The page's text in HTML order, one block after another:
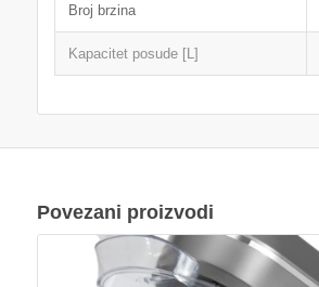
Broj brzina
Kapacitet posude [L]
Povezani proizvodi